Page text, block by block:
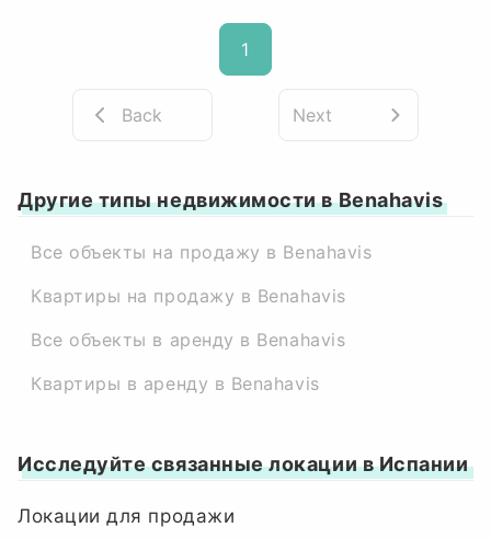
1
Back Next
Другие типы недвижимости в Benahavis
Все объекты на продажу в Benahavis
Квартиры на продажу в Benahavis
Все объекты в аренду в Benahavis
Квартиры в аренду в Benahavis
Исследуйте связанные локации в Испании
Локации для продажи